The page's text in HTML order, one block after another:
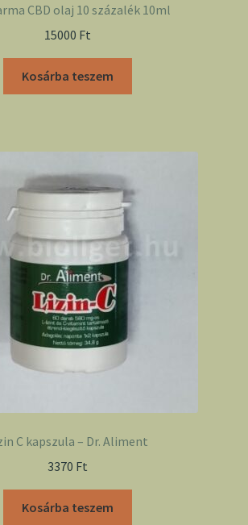
CBD olaj 10 százalék 10ml
15000 Ft
Kosárba teszem
C kapszula – Dr. Aliment
3370 Ft
Kosárba teszem